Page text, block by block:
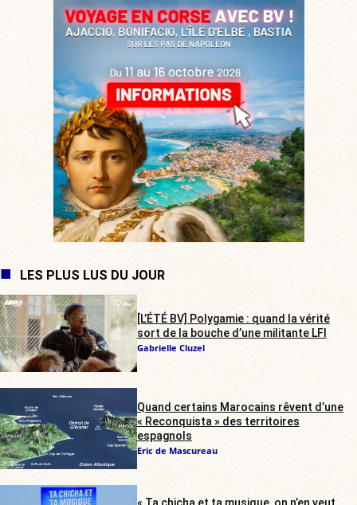
LES PLUS LUS DU JOUR
[L’ÉTÉ BV] Polygamie : quand la vérité
sort de la bouche d’une militante LFI
Gabrielle Cluzel
Quand certains Marocains rêvent d’une
« Reconquista » des territoires
espagnols
Eric de Mascureau